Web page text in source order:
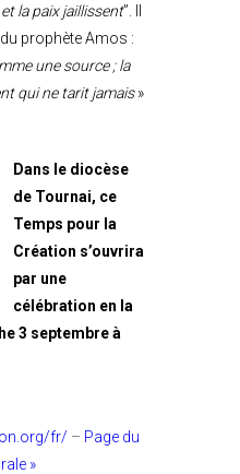
la paix jaillissent”. Il
prophète Amos :
une source ; la
qui ne tarit jamais»
Dans le diocèse
de Tournai, ce
Temps pour la
Création s’ouvrira
par une
célébration en la
3 septembre à
fr/ – Page du
»